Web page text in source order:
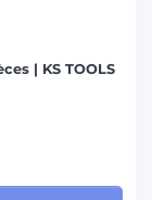
| KS TOOLS